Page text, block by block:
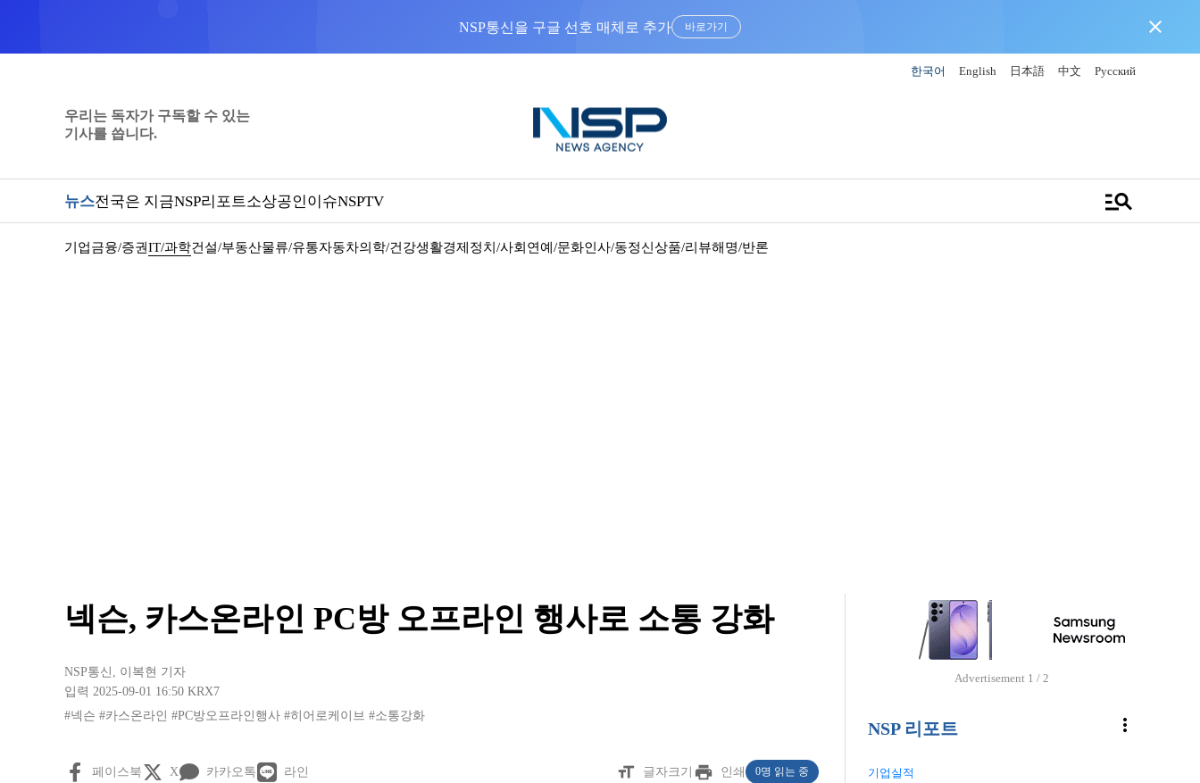
NSP통신을 구글 선호 매체로 추가 바로가기 close
한국어 English 日本語 中文 Русский
우리는 독자가 구독할 수 있는
기사를 씁니다.
뉴스전국은 지금NSP리포트소상공인이슈NSPTV manage_search
기업금융/증권IT/과학건설/부동산물류/유통자동차의학/건강생활경제 정치/사회 연예/문화인사/동정신상품/리뷰해명/반론
넥슨, 카스온라인 PC방 오프라인 행사로 소통 강화
NSP통신 , 이복현 기자
입력 2025-09-01 16:50 KRX7
#넥슨 #카스온라인 #PC방오프라인행사 #히어로케이브 #소통강화
페이스북 X 카카오톡 라인 format_size 글자크기 print 인쇄 0명 읽는 중
Advertisement 1 / 2
NSP 리포트 more_vert
기업실적